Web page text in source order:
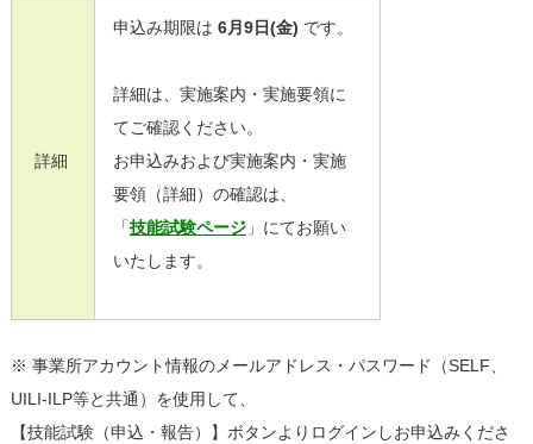
詳細
申込み期限は 6月9日(金) です。
詳細は、実施案内・実施要領に
てご確認ください。
お申込みおよび実施案内・実施
要領（詳細）の確認は、
「技能試験ページ」にてお願い
いたします。
※ 事業所アカウント情報のメールアドレス・パスワード（SELF、
UILI-ILP等と共通）を使用して、
【技能試験（申込・報告）】ボタンよりログインしお申込みくださ